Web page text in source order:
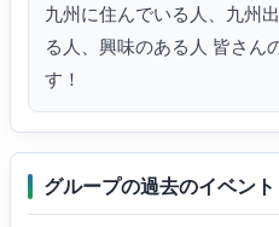
九州に住んでいる人、九州
る人、興味のある人 皆さん
す！
グループの過去のイベント